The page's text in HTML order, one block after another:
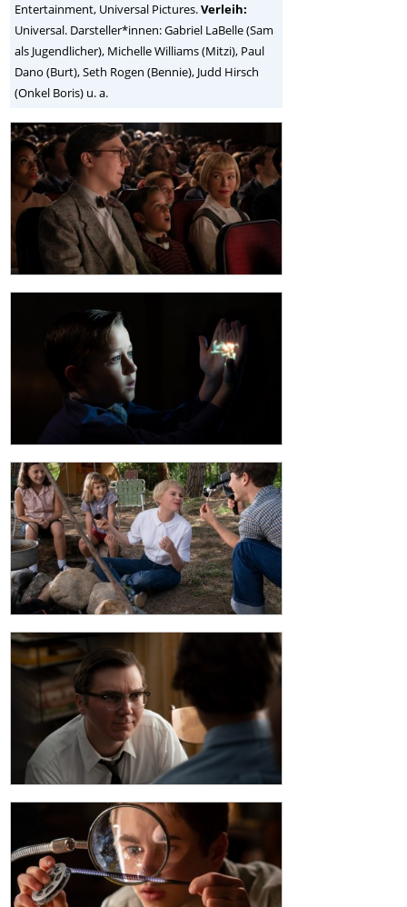
Entertainment, Universal Pictures.Verleih:
Universal. Darsteller*innen: Gabriel LaBelle (Sam
als Jugendlicher), Michelle Williams (Mitzi), Paul
Dano (Burt), Seth Rogen (Bennie), Judd Hirsch
(Onkel Boris) u. a.